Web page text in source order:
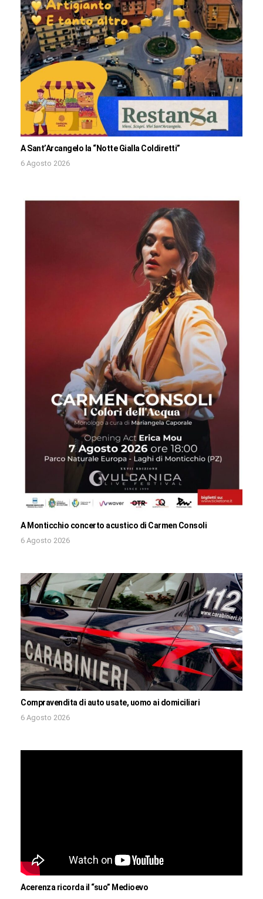
A Sant’Arcangelo la “Notte Gialla Coldiretti”
6 Agosto 2026
A Monticchio concerto acustico di Carmen Consoli
6 Agosto 2026
Compravendita di auto usate, uomo ai domiciliari
6 Agosto 2026
Acerenza ricorda il “suo” Medioevo